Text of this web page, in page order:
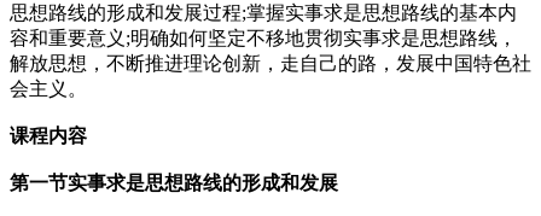
思想路线的形成和发展过程;掌握实事求是思想路线的基本内
容和重要意义;明确如何坚定不移地贯彻实事求是思想路线，
解放思想，不断推进理论创新，走自己的路，发展中国特色社
会主义。
课程内容
第一节实事求是思想路线的形成和发展